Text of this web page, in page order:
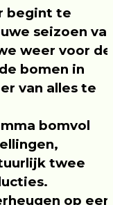
begint te
seizoen
weer voor de
bomen in
van alles te
bomvol
twee
op een